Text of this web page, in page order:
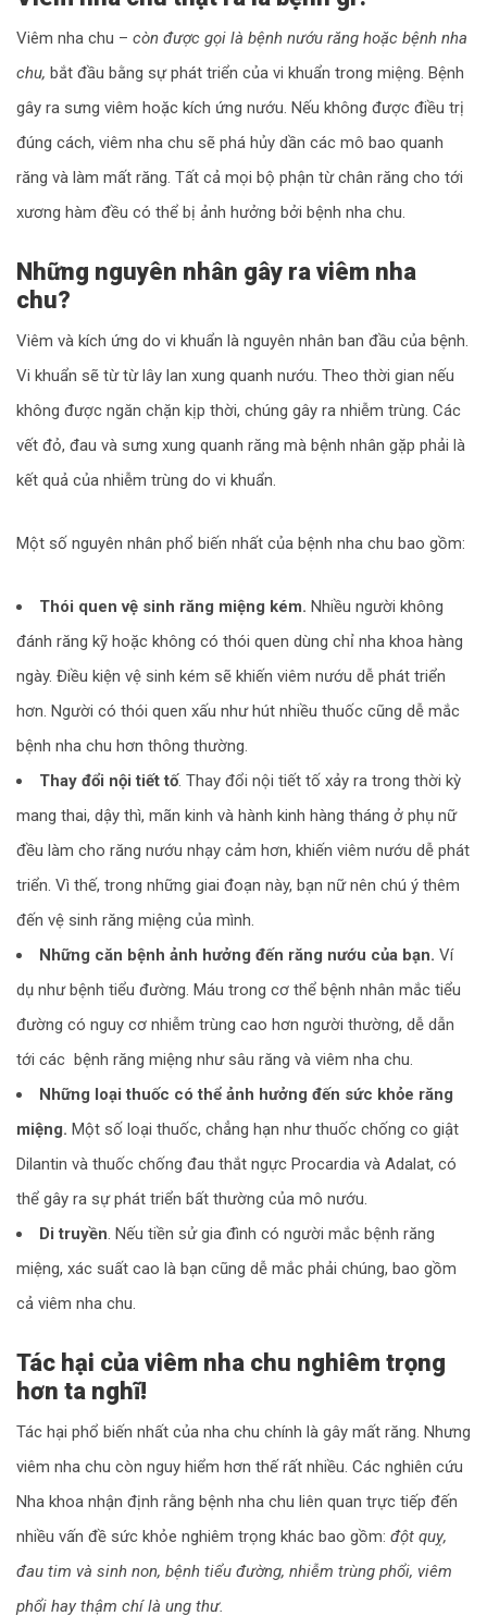
Viêm nha chu – còn được gọi là bệnh nướu răng hoặc bệnh nha
chu, bắt đầu bằng sự phát triển của vi khuẩn trong miệng. Bệnh
gây ra sưng viêm hoặc kích ứng nướu. Nếu không được điều trị
đúng cách, viêm nha chu sẽ phá hủy dần các mô bao quanh
răng và làm mất răng. Tất cả mọi bộ phận từ chân răng cho tới
xương hàm đều có thể bị ảnh hưởng bởi bệnh nha chu.
Những nguyên nhân gây ra viêm nha
chu?
Viêm và kích ứng do vi khuẩn là nguyên nhân ban đầu của bệnh.
Vi khuẩn sẽ từ từ lây lan xung quanh nướu. Theo thời gian nếu
không được ngăn chặn kịp thời, chúng gây ra nhiễm trùng. Các
vết đỏ, đau và sưng xung quanh răng mà bệnh nhân gặp phải là
kết quả của nhiễm trùng do vi khuẩn.
Một số nguyên nhân phổ biến nhất của bệnh nha chu bao gồm:
Thói quen vệ sinh răng miệng kém. Nhiều người không
đánh răng kỹ hoặc không có thói quen dùng chỉ nha khoa hàng
ngày. Điều kiện vệ sinh kém sẽ khiến viêm nướu dễ phát triển
hơn. Người có thói quen xấu như hút nhiều thuốc cũng dễ mắc
bệnh nha chu hơn thông thường.
Thay đổi nội tiết tố. Thay đổi nội tiết tố xảy ra trong thời kỳ
mang thai, dậy thì, mãn kinh và hành kinh hàng tháng ở phụ nữ
đều làm cho răng nướu nhạy cảm hơn, khiến viêm nướu dễ phát
triển. Vì thế, trong những giai đoạn này, bạn nữ nên chú ý thêm
đến vệ sinh răng miệng của mình.
Những căn bệnh ảnh hưởng đến răng nướu của bạn. Ví
dụ như bệnh tiểu đường. Máu trong cơ thể bệnh nhân mắc tiểu
đường có nguy cơ nhiễm trùng cao hơn người thường, dễ dẫn
tới các bệnh răng miệng như sâu răng và viêm nha chu.
Những loại thuốc có thể ảnh hưởng đến sức khỏe răng
miệng. Một số loại thuốc, chẳng hạn như thuốc chống co giật
Dilantin và thuốc chống đau thắt ngực Procardia và Adalat, có
thể gây ra sự phát triển bất thường của mô nướu.
Di truyền. Nếu tiền sử gia đình có người mắc bệnh răng
miệng, xác suất cao là bạn cũng dễ mắc phải chúng, bao gồm
cả viêm nha chu.
Tác hại của viêm nha chu nghiêm trọng
hơn ta nghĩ!
Tác hại phổ biến nhất của nha chu chính là gây mất răng. Nhưng
viêm nha chu còn nguy hiểm hơn thế rất nhiều. Các nghiên cứu
Nha khoa nhận định rằng bệnh nha chu liên quan trực tiếp đến
nhiều vấn đề sức khỏe nghiêm trọng khác bao gồm: đột quỵ,
đau tim và sinh non, bệnh tiểu đường, nhiễm trùng phổi, viêm
phổi hay thậm chí là ung thư.